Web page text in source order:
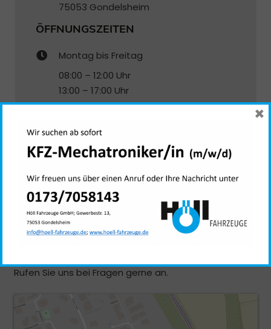
75053 Gondelsheim
ÖFFNUNGSZEITEN
Montag bis Freitag
08:00 – 12:00 Uhr
13:00 – 17:00 Uhr
ANFAHRT
Sie finden unsere KFZ-Meisterwerkstatt in der
Gewerbestraße 13, 75053 Gondelsheim
Bitte beachten Sie, dass einige Navigationssysteme
die Straße noch nicht im System aufgenommen
Rufen Sie uns bei Fragen gerne an.
×